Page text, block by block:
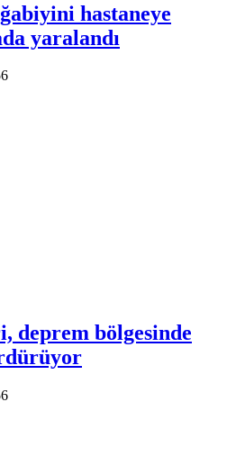
hastaneye
yaralandı
deprem bölgesinde